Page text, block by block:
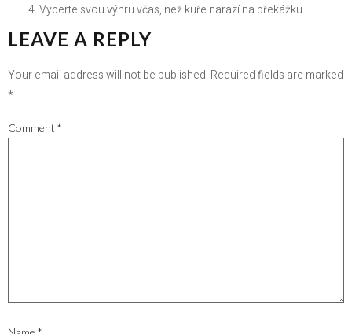
Vyberte svou výhru včas, než kuře narazí na překážku.
LEAVE A REPLY
Your email address will not be published. Required fields are marked
*
Comment *